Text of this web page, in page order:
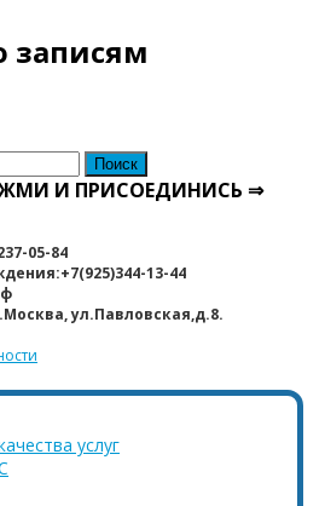
записям
И ПРИСОЕДИНИСЬ ⇒
05-84
13-44
ул.Павловская,д.8.
услуг